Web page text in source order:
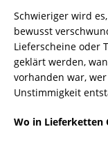
Schwieriger wird
bewusst
Lieferscheine oder
geklärt werden,
vorhanden war,
Unstimmigkeit
Wo in Lieferketten